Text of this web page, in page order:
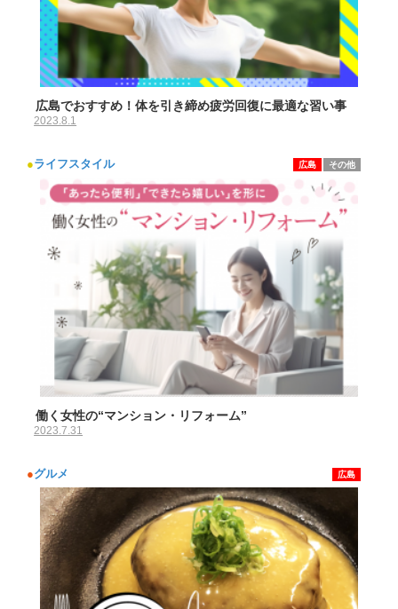
広島でおすすめ！体を引き締め疲労回復に最適な習い事
2023.8.1
●ライフスタイル その他
広島
働く女性の“マンション・リフォーム”
2023.7.31
●グルメ 広島